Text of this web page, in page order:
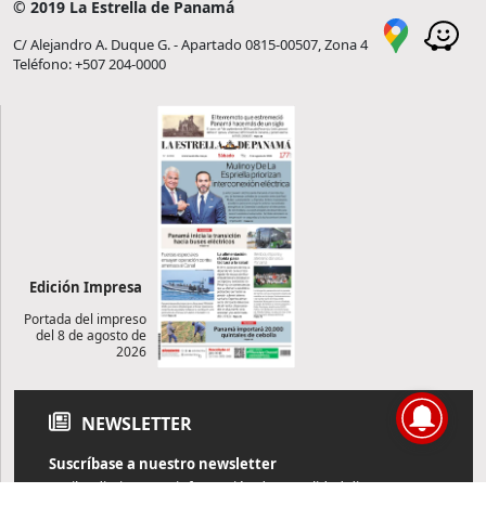
© 2019 La Estrella de Panamá
C/ Alejandro A. Duque G. - Apartado 0815-00507, Zona 4
Teléfono: +507 204-0000
Edición Impresa
Portada del impreso
del 8 de agosto de
2026
NEWSLETTER
Suscríbase a nuestro newsletter
Reciba diariamente información de actualidad directamente en